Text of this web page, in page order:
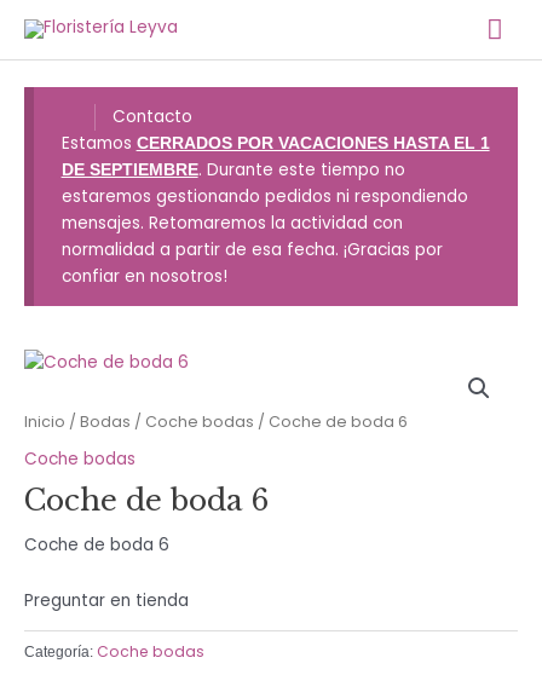
contenido
Contacto
Estamos CERRADOS POR VACACIONES HASTA EL 1
DE SEPTIEMBRE. Durante este tiempo no
estaremos gestionando pedidos ni respondiendo
mensajes. Retomaremos la actividad con
normalidad a partir de esa fecha. ¡Gracias por
confiar en nosotros!
Inicio / Bodas / Coche bodas / Coche de boda 6
Coche bodas
Coche de boda 6
Coche de boda 6
Preguntar en tienda
Categoría: Coche bodas